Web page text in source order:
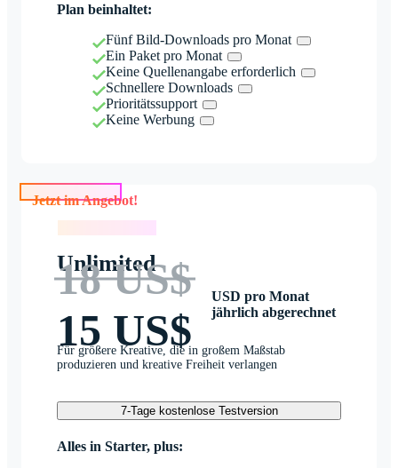
Plan beinhaltet:
Fünf Bild-Downloads pro Monat
Ein Paket pro Monat
Keine Quellenangabe erforderlich
Schnellere Downloads
Prioritätssupport
Keine Werbung
Jetzt im Angebot!
Unlimited
18 US$
15 US$
USD pro Monat
jährlich abgerechnet
Für größere Kreative, die in großem Maßstab
produzieren und kreative Freiheit verlangen
7-Tage kostenlose Testversion
Alles in Starter, plus: